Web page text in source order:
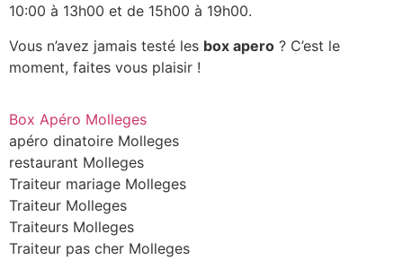
10:00 à 13h00 et de 15h00 à 19h00.
Vous n’avez jamais testé les box apero ? C’est le
moment, faites vous plaisir !
Box Apéro Molleges
apéro dinatoire Molleges
restaurant Molleges
Traiteur mariage Molleges
Traiteur Molleges
Traiteurs Molleges
Traiteur pas cher Molleges